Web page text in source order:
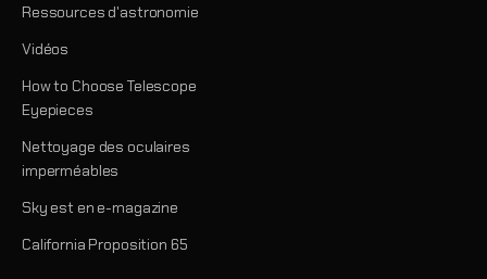
Ressources d'astronomie
Vidéos
How to Choose Telescope
Eyepieces
Nettoyage des oculaires
imperméables
Sky est en e-magazine
California Proposition 65